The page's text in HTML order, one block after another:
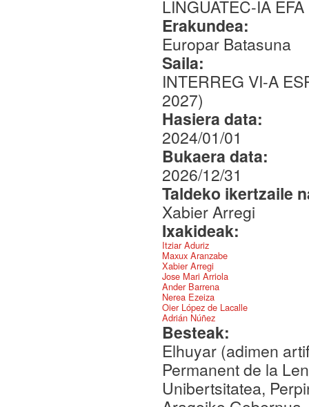
LINGUATEC-IA
Erakundea:
Europar Batasuna
Saila:
INTERREG VI-A
2027)
Hasiera data:
2024/01/01
Bukaera data:
2026/12/31
Taldeko ikertzaile
Xabier Arregi
Ixakideak:
Itziar Aduriz
Maxux Aranzabe
Xabier Arregi
Jose Mari Arriola
Ander Barrena
Nerea Ezeiza
Oier López de Lacalle
Adrián Núñez
Besteak:
Elhuyar (adimen
Permanent de la
Unibertsitatea,